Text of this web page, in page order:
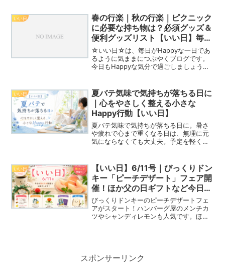
て今日のいい日カード「ご縁」をお届け
します。
いい日
春の行楽｜秋の行楽｜ピクニック
に必要な持ち物は？必須グッズ＆
便利グッズリスト【いい日】毎日
をHappyに☆
☆いい日☆は、毎日がHappyな一日であ
るように気ままにつぶやくブログです。
今日もHappyな気分で過ごしましょう！
見かけませんか？普段は超インドア派の
私でも、なぜ...
いい日
夏バテ気味で気持ちが落ちる日に
｜心をやさしく整える小さな
Happy行動【いい日】
夏バテ気味で気持ちが落ちる日に。暑さ
や疲れで心まで重くなる日は、無理に元
気にならなくても大丈夫。予定を軽くす
Happy行動を紹介します。癒しの看板犬
チワワやいい日カードもお楽しみに。
いい日
【いい日】6/11号｜びっくりドン
キー「ピーチデザート」フェア開
催！ほか父の日ギフトなど今日の
話題
びっくりドンキーのピーチデザートフェ
アがスタート！ハンバーグ屋のメンチカ
ツやシャンディレモンも人気です。ほか
スポンサーリンク